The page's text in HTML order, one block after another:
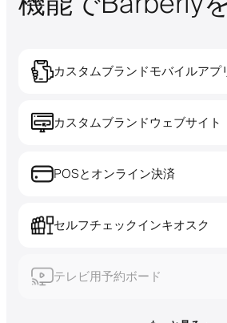
カスタムブランドモバイルアプ
カスタムブランドウェブサイト
POSとオンライン決済
セルフチェックインキオスク
テレビ用予約ボード